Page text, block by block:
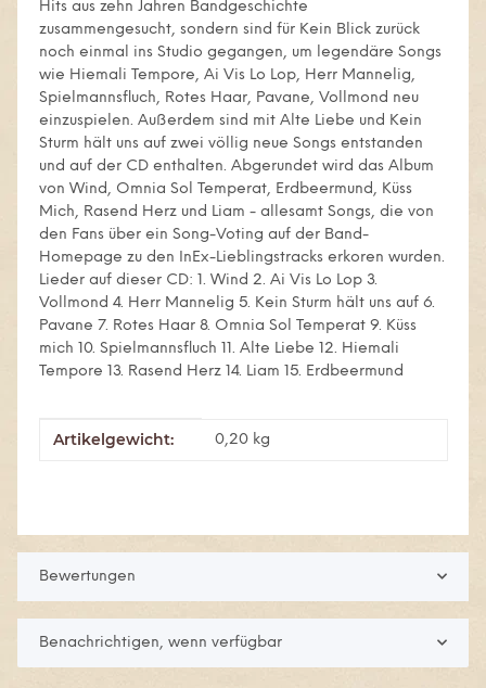
Hits aus zehn Jahren Bandgeschichte
zusammengesucht, sondern sind für Kein Blick zurück
noch einmal ins Studio gegangen, um legendäre Songs
wie Hiemali Tempore, Ai Vis Lo Lop, Herr Mannelig,
Spielmannsfluch, Rotes Haar, Pavane, Vollmond neu
einzuspielen. Außerdem sind mit Alte Liebe und Kein
Sturm hält uns auf zwei völlig neue Songs entstanden
und auf der CD enthalten. Abgerundet wird das Album
von Wind, Omnia Sol Temperat, Erdbeermund, Küss
Mich, Rasend Herz und Liam - allesamt Songs, die von
den Fans über ein Song-Voting auf der Band-
Homepage zu den InEx-Lieblingstracks erkoren wurden.
Lieder auf dieser CD: 1. Wind 2. Ai Vis Lo Lop 3.
Vollmond 4. Herr Mannelig 5. Kein Sturm hält uns auf 6.
Pavane 7. Rotes Haar 8. Omnia Sol Temperat 9. Küss
mich 10. Spielmannsfluch 11. Alte Liebe 12. Hiemali
Tempore 13. Rasend Herz 14. Liam 15. Erdbeermund
Produkteigenschaft
Wert
Artikelgewicht: 0,20 kg
Bewertungen
Benachrichtigen, wenn verfügbar